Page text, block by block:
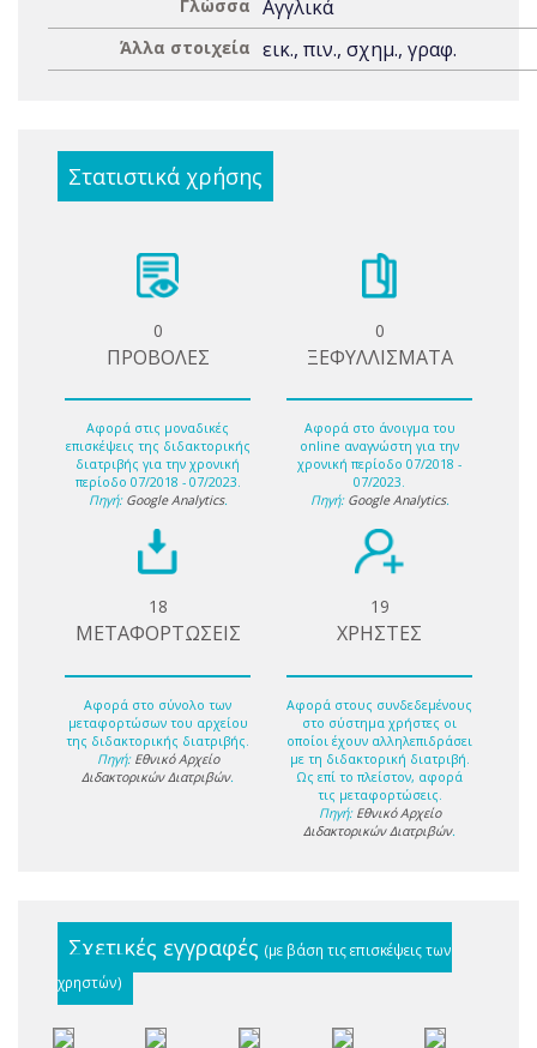
Γλώσσα Αγγλικά
Άλλα στοιχεία εικ., πιν., σχημ., γραφ.
Στατιστικά χρήσης
0
ΠΡΟΒΟΛΕΣ
Αφορά στις μοναδικές
επισκέψεις της διδακτορικής
διατριβής για την χρονική
περίοδο 07/2018 - 07/2023.
Πηγή: Google Analytics.
0
ΞΕΦΥΛΛΙΣΜΑΤΑ
Αφορά στο άνοιγμα του
online αναγνώστη για την
χρονική περίοδο 07/2018 -
07/2023.
Πηγή: Google Analytics.
18
ΜΕΤΑΦΟΡΤΩΣΕΙΣ
Αφορά στο σύνολο των
μεταφορτώσων του αρχείου
της διδακτορικής διατριβής.
Πηγή: Εθνικό Αρχείο
Διδακτορικών Διατριβών.
19
ΧΡΗΣΤΕΣ
Αφορά στους συνδεδεμένους
στο σύστημα χρήστες οι
οποίοι έχουν αλληλεπιδράσει
με τη διδακτορική διατριβή.
Ως επί το πλείστον, αφορά
τις μεταφορτώσεις.
Πηγή: Εθνικό Αρχείο
Διδακτορικών Διατριβών.
Σχετικές εγγραφές (με βάση τις επισκέψεις των
χρηστών)